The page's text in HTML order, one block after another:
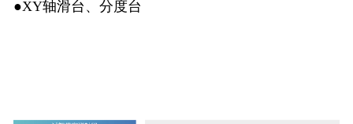
●XY轴滑台、分度台